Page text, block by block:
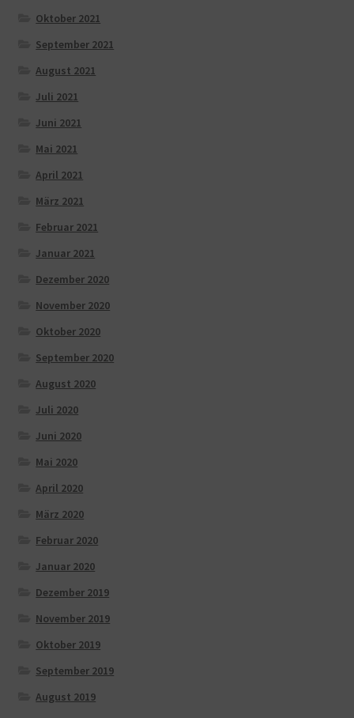
Oktober 2021
September 2021
August 2021
Juli 2021
Juni 2021
Mai 2021
April 2021
März 2021
Februar 2021
Januar 2021
Dezember 2020
November 2020
Oktober 2020
September 2020
August 2020
Juli 2020
Juni 2020
Mai 2020
April 2020
März 2020
Februar 2020
Januar 2020
Dezember 2019
November 2019
Oktober 2019
September 2019
August 2019